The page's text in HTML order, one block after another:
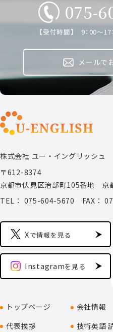
代表取締役）
生成AIの活用が進む中、特許翻
正確性と実務理解がこれまで
本ウェビナーでは、米国向け
生成AI活用時に押さえておきた
解説します。
詳細情報のご確認およびご登録
https://
★4月9日(木)新刊のお知らせ★
【リズムでつなげば どんどん話
リー】
英語はワン・ツー・スリーと前
そんなシンプルな英文の構造を
小学生が思わず使いたくなる例
ネイティブ音声と上手に聞こえ
すぐに口に出したくなることで
株式会社ユー・イングリッシ
ラム）の公式アカウントを開設
今後はこちらのアカウントでも
075-
【受付時間】 9：00～17
メールで
株式会社 ユー・イングリッシュ
〒612-8374
京都市伏見区治部町105番地 京
TEL： 075-604-5670 FAX：
Xで情報を見る
Instagramを見る
トップページ
代表挨拶
会社情報
技術英語